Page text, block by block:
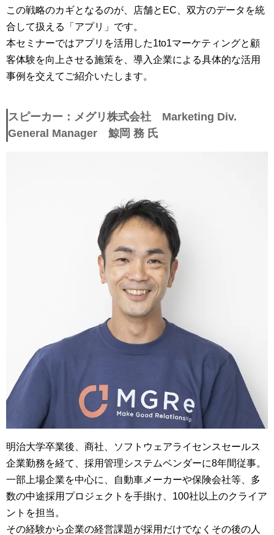
この戦略のカギとなるのが、店舗とEC、双方のデータを統
合して扱える「アプリ」です。
本セミナーではアプリを活用した1to1マーケティングと顧
客体験を向上させる施策を、導入企業による具体的な活用
事例を交えてご紹介いたします。
スピーカー：メグリ株式会社 Marketing Div.
General Manager 鯨岡 務 氏
明治大学卒業後、商社、ソフトウェアライセンスセールス
企業勤務を経て、採用管理システムベンダーに8年間従事。
一部上場企業を中心に、自動車メーカーや保険会社等、多
数の中途採用プロジェクトを手掛け、100社以上のクライア
ントを担当。
その経験から企業の経営課題が採用だけでなくその後の人